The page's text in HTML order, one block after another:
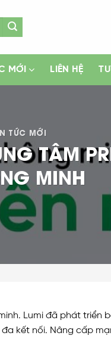
MỚI LIÊN HỆ
TỨC MỚI
TÂM
MINH
Lumi đã phát triển
kết nối. Nâng cấp